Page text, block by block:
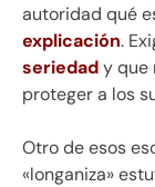
autoridad qué
explicación.
seriedady que
proteger a los
Otro de esos
«longaniza»